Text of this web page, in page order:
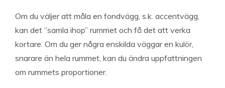
Om du väljer att måla en fondvägg, s.k. accentvägg,
kan det ”samla ihop” rummet och få det att verka
kortare. Om du ger några enskilda väggar en kulör,
snarare än hela rummet, kan du ändra uppfattningen
om rummets proportioner.